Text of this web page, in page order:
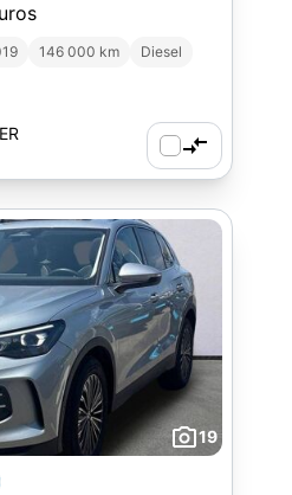
146 000 km
Diesel
19